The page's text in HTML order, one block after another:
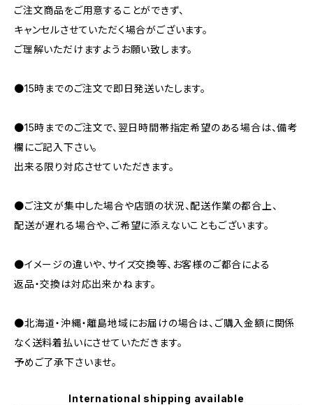
ご注文商品をご用意することができず、
キャンセルさせていただく場合がございます。
ご理解いただけますようお願い致します。
●15時までのご注文で即日発送いたします。
●15時までのご注文で、翌日時間帯指定希望のある場合は、備考
欄にご記入下さい。
出来る限り対応させていただきます。
●ご注文が集中した場合や店頭の状況、配送作業の都合上、
配送が遅れる場合や、ご希望に添えないこともございます。
●イメージの違いや、サイズ交換等、お客様のご都合による
返品・交換は対応出来かねます。
●北海道・沖縄・離島地域にお届けの場合は、ご購入金額に関係
なく送料着払いにさせていただきます。
予めご了承下さいませ。
International shipping available